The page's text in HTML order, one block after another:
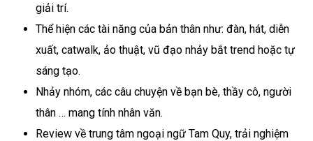
giải trí.
Thể hiện các tài năng của bản thân như: đàn, hát, diễn
xuất, catwalk, ảo thuật, vũ đạo nhảy bắt trend hoặc tự
sáng tạo.
Nhảy nhóm, các câu chuyện về bạn bè, thầy cô, người
thân … mang tính nhân văn.
Review về trung tâm ngoại ngữ Tam Quy, trải nghiệm